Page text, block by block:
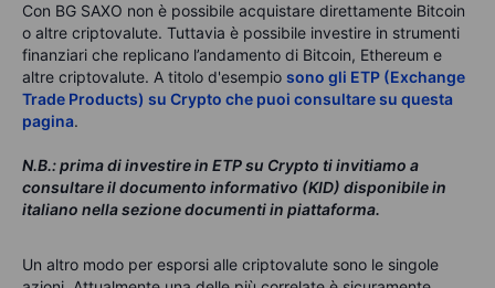
Con BG SAXO non è possibile acquistare direttamente Bitcoin
o altre criptovalute. Tuttavia è possibile investire in strumenti
finanziari che replicano l’andamento di Bitcoin, Ethereum e
altre criptovalute. A titolo d'esempio sono gli ETP (Exchange
Trade Products) su Crypto che puoi consultare su questa
pagina.
N.B.: prima di investire in ETP su Crypto ti invitiamo a
consultare il documento informativo (KID) disponibile in
italiano nella sezione documenti in piattaforma.
Un altro modo per esporsi alle criptovalute sono le singole